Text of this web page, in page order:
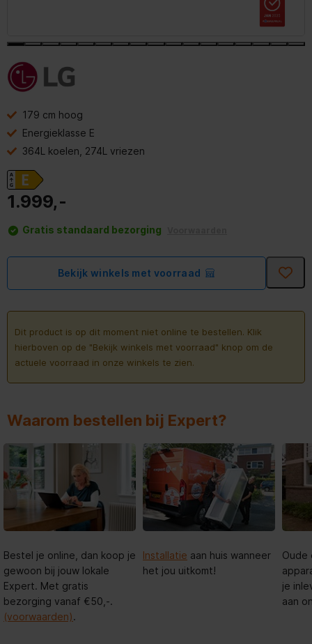
179 cm hoog
Energieklasse E
364L koelen, 274L vriezen
1.999,-
Gratis standaard bezorging
Bekijk winkels met voorraad
Dit product is op dit moment niet online te bestellen. Klik
hierboven op de "Bekijk winkels met voorraad" knop om de
actuele voorraad in onze winkels te zien.
Waarom bestellen bij Expert?
Bestel je online, dan koop je
gewoon bij jouw lokale
Expert. Met gratis
bezorging vanaf €50,-.
(voorwaarden).
Installatie aan huis wanneer
het jou uitkomt!
Oude
je
aan